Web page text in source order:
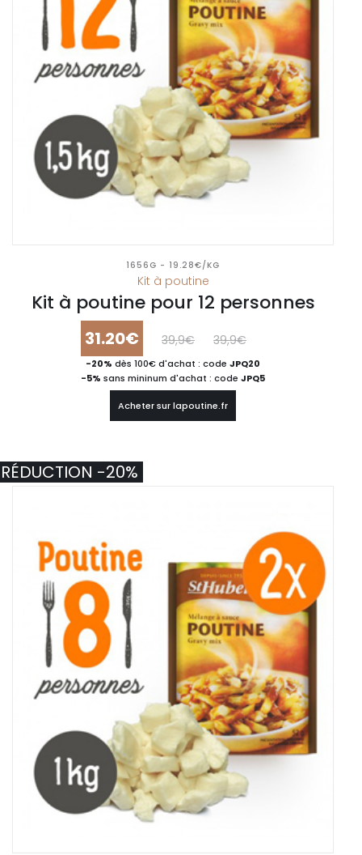
1656G - 19.28€/KG
Kit à poutine
Kit à poutine pour 12 personnes
31.20€ 39,9€ 39,9€
-20% dès 100€ d'achat : code JPQ20
-5% sans mininum d'achat : code JPQ5
Acheter sur lapoutine.fr
RÉDUCTION -20%